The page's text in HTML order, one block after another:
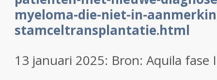
myeloma-die-niet-in-
stamceltransplantatie.html
13 januari 2025: Bron: Aquila fase